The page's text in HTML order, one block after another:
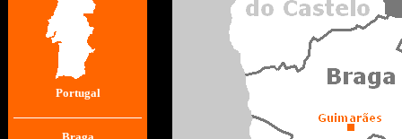
Portugal